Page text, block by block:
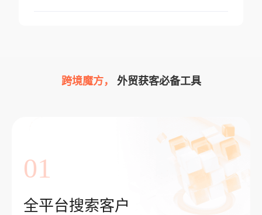
跨境魔方， 外贸获客必备工具
01
全平台搜索客户